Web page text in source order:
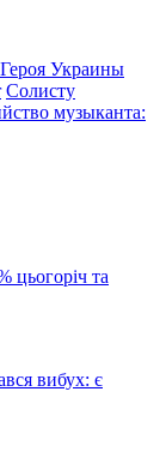
Украины
Солисту
музыканта:
цьогоріч та
вибух: є